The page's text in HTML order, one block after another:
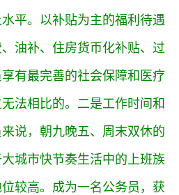
平。以补贴为主的福利待遇
油补、住房货币化补贴、过
有最完善的社会保障和医疗
法相比的。二是工作时间和
说，朝九晚五、周末双休的
城市快节奏生活中的上班族
较高。成为一名公务员，获